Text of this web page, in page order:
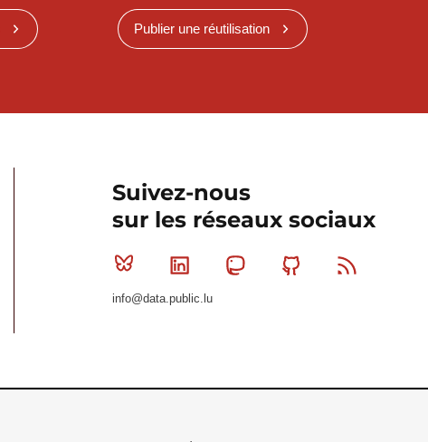
Publier une réutilisation
Suivez-nous
sur les réseaux sociaux
Bluesky Linkedin MastodonGithub
info@data.public.lu